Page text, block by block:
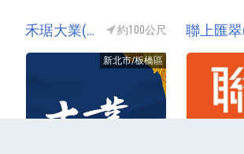
禾琚大業(板橋大業)(禾琚建設NO.3) 約100公尺
新北市/板橋區